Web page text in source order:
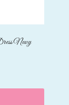
Navy